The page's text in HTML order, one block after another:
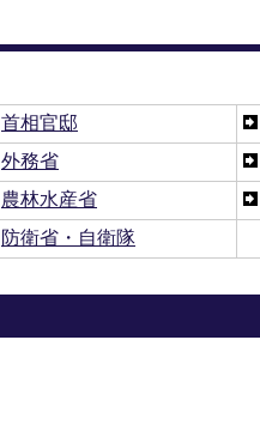
首相官邸
外務省
農林水産省
防衛省・自衛隊